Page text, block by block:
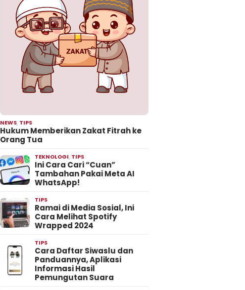
NEWS, TIPS
Hukum Memberikan Zakat Fitrah ke
Orang Tua
TEKNOLOGI, TIPS
Ini Cara Cari “Cuan”
Tambahan Pakai Meta AI
WhatsApp!
TIPS
Ramai di Media Sosial, Ini
Cara Melihat Spotify
Wrapped 2024
TIPS
Cara Daftar Siwaslu dan
Panduannya, Aplikasi
Informasi Hasil
Pemungutan Suara